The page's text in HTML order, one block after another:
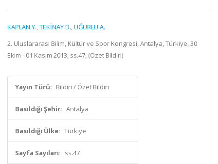
KAPLAN Y.,TEKİNAY D.,UĞURLU A.
2. Uluslararası Bilim, Kültür ve Spor Kongresi, Antalya, Türkiye, 30
Ekim - 01 Kasım 2013, ss.47, (Özet Bildiri)
Yayın Türü: Bildiri / Özet Bildiri
Basıldığı Şehir: Antalya
Basıldığı Ülke: Türkiye
Sayfa Sayıları: ss.47